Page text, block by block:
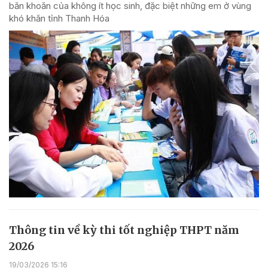
băn khoăn của không ít học sinh, đặc biệt những em ở vùng
khó khăn tỉnh Thanh Hóa
Thông tin về kỳ thi tốt nghiệp THPT năm
2026
19/03/2026 15:16